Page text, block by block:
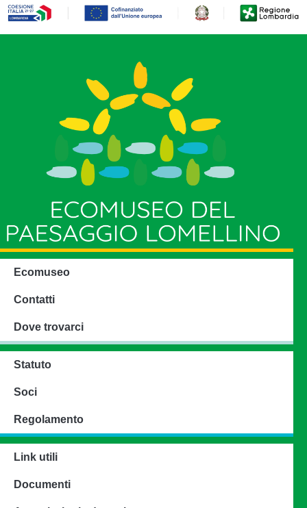
Ecomuseo
Contatti
Dove trovarci
Statuto
Soci
Regolamento
Link utili
Documenti